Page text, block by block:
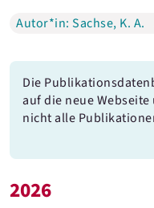
Gresch, C.
Hawlitschek, P.
Heinschel, A.
Hoffmann, L.
Autor*in: Sachse, K. A.
Die
auf die neue
nicht alle
2026